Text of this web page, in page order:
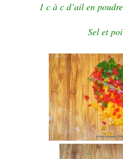
1 c à c d’ail en
Sel et